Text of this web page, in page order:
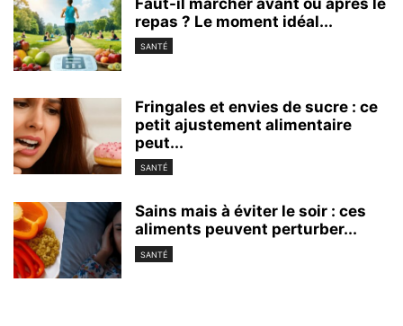
Faut-il marcher avant ou après le
repas ? Le moment idéal...
SANTÉ
Fringales et envies de sucre : ce
petit ajustement alimentaire
peut...
SANTÉ
Sains mais à éviter le soir : ces
aliments peuvent perturber...
SANTÉ